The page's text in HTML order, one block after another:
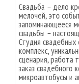
Свадьба – дело
мелочей, это
запоминающееся
свадьбы –
Студия
комплекс,
сценария, работа
заказ свадебного
микроавтобусы и